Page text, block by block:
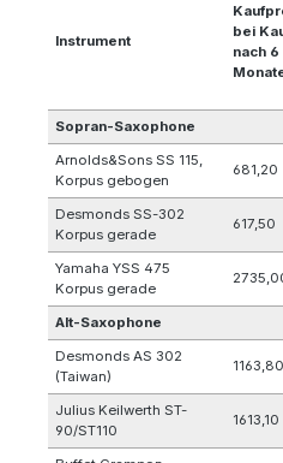
Instrument
bei
nach 6
Sopran-Saxophone
Arnolds&Sons SS 115,
Korpus gebogen
681,20
Desmonds SS-302
Korpus gerade
617,50
Yamaha YSS 475
Korpus gerade
Alt-Saxophone
Desmonds AS 302
(Taiwan)
1163,80
Julius Keilwerth ST-
90/ST110
1613,10